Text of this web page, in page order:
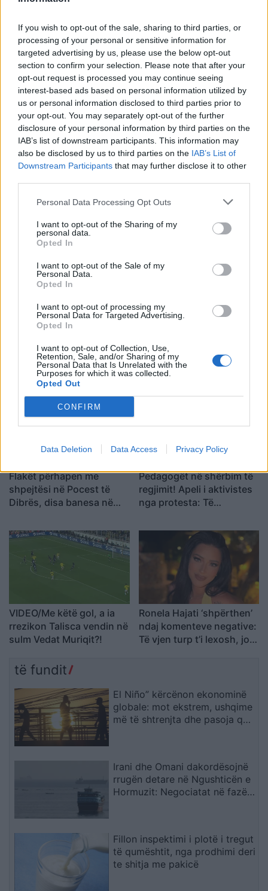
If you wish to opt-out of the sale, sharing to third parties, or
processing of your personal or sensitive information for
targeted advertising by us, please use the below opt-out
section to confirm your selection. Please note that after your
opt-out request is processed you may continue seeing
interest-based ads based on personal information utilized by
us or personal information disclosed to third parties prior to
your opt-out. You may separately opt-out of the further
disclosure of your personal information by third parties on the
IAB’s list of downstream participants. This information may
also be disclosed by us to third parties on the IAB’s List of
Downstream Participants that may further disclose it to other
Personal Data Processing Opt Outs
I want to opt-out of the Sharing of my
personal data.
Opted In
I want to opt-out of the Sale of my
Personal Data.
Opted In
I want to opt-out of processing my
Personal Data for Targeted Advertising.
Opted In
I want to opt-out of Collection, Use,
Retention, Sale, and/or Sharing of my
Personal Data that Is Unrelated with the
Purposes for which it was collected.
Opted Out
CONFIRM
Data Deletion Data Access Privacy Policy
Tags:
kaosi , KUVEND , Spiropali
Këmbimi valutor/ Me sa
euro, çfarë ndodh me
monedhat e tjera
Parashikimi i yjeve, 6
shenjat më me fat për
nga Senati si ambasador i
SHBA-së në Shqipëri,
emërimi pret firmën e
ndahet nga jeta Besnik
Çota, ish-kapiten dhe ish-
trajner i Sopotit
Flakët përhapen me
shpejtësi në Pocest të
Dibrës, disa banesa në
Pedagogët në shërbim të
regjimit! Apeli i aktivistes
nga protesta: Të
Shqipërinë që meritojmë
VIDEO/Me këtë gol, a ia
rrezikon Talisca vendin në
sulm Vedat Muriqit?!
Ronela Hajati ‘shpërthen’
ndaj komenteve negative:
Të vjen turp t’i lexosh, jo
të fundit
El Niño” kërcënon ekonominë
globale: mot ekstrem, ushqime
më të shtrenjta dhe pasoja që
Irani dhe Omani dakordësojnë
rrugën detare në Ngushticën e
Hormuzit: Negociatat në fazën
Fillon inspektimi i plotë i tregut
të qumështit, nga prodhimi deri
te shitja me pakicë